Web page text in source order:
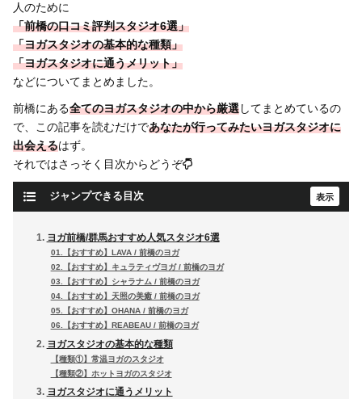
人のために
「前橋の口コミ評判スタジオ6選」
「ヨガスタジオの基本的な種類」
「ヨガスタジオに通うメリット」
などについてまとめました。
前橋にある全てのヨガスタジオの中から厳選してまとめているの
で、この記事を読むだけであなたが行ってみたいヨガスタジオに
出会えるはず。
それではさっそく目次からどうぞ
ジャンプできる目次
ヨガ前橋/群馬おすすめ人気スタジオ6選
01.【おすすめ】LAVA / 前橋のヨガ
02.【おすすめ】キュラティヴヨガ / 前橋のヨガ
03.【おすすめ】シャラナム / 前橋のヨガ
04.【おすすめ】天照の美癒 / 前橋のヨガ
05.【おすすめ】OHANA / 前橋のヨガ
06.【おすすめ】REABEAU / 前橋のヨガ
ヨガスタジオの基本的な種類
【種類①】常温ヨガのスタジオ
【種類②】ホットヨガのスタジオ
ヨガスタジオに通うメリット